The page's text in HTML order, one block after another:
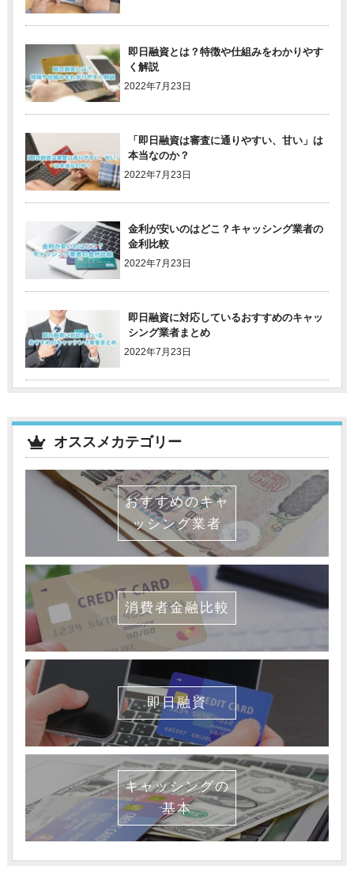
即日融資とは？特徴や仕組みをわかりやす
く解説
2022年7月23日
「即日融資は審査に通りやすい、甘い」は
本当なのか？
2022年7月23日
金利が安いのはどこ？キャッシング業者の
金利比較
2022年7月23日
即日融資に対応しているおすすめのキャッ
シング業者まとめ
2022年7月23日
オススメカテゴリー
おすすめのキャ
ッシング業者
消費者金融比較
即日融資
キャッシングの
基本